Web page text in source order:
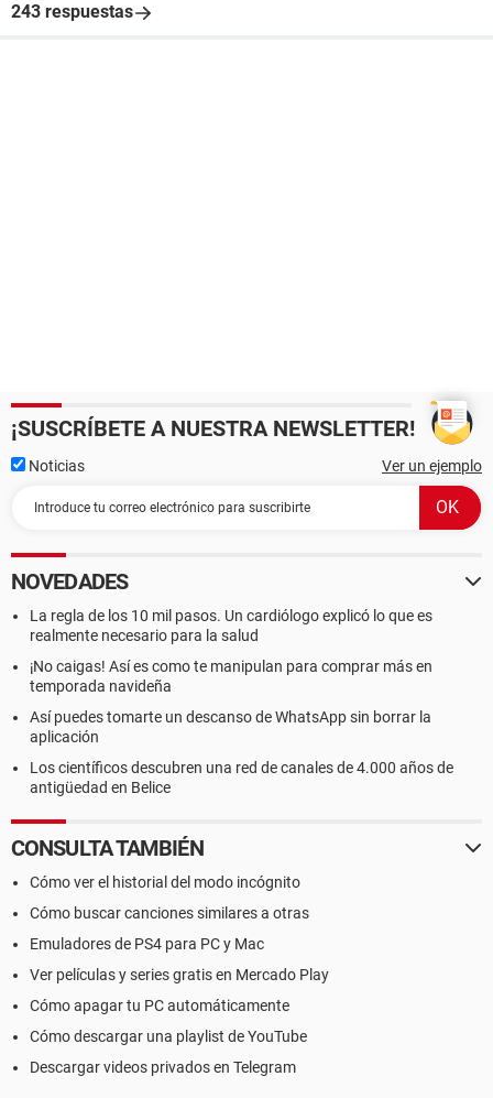
243 respuestas
¡SUSCRÍBETE A NUESTRA NEWSLETTER!
Noticias Ver un ejemplo
NOVEDADES
La regla de los 10 mil pasos. Un cardiólogo explicó lo que es
realmente necesario para la salud
¡No caigas! Así es como te manipulan para comprar más en
temporada navideña
Así puedes tomarte un descanso de WhatsApp sin borrar la
aplicación
Los científicos descubren una red de canales de 4.000 años de
antigüedad en Belice
CONSULTA TAMBIÉN
Cómo ver el historial del modo incógnito
Cómo buscar canciones similares a otras
Emuladores de PS4 para PC y Mac
Ver películas y series gratis en Mercado Play
Cómo apagar tu PC automáticamente
Cómo descargar una playlist de YouTube
Descargar videos privados en Telegram